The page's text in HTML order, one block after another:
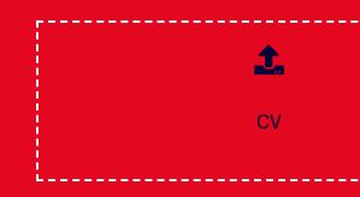
Bezoek de website in het Nederlands
CV